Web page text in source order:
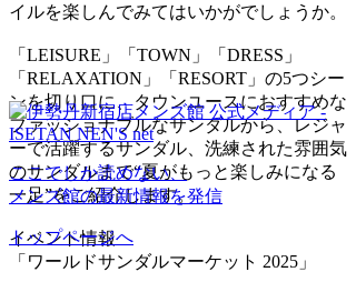
イルを楽しんでみてはいかがでしょうか。
「LEISURE」「TOWN」「DRESS」
「RELAXATION」「RESORT」の5つシー
ンを切り口に、タウンユースにおすすめな
ファッショナブルなサンダルから、レジャ
ーで活躍するサンダル、洗練された雰囲気
のサンダルまで“夏がもっと楽しみになる
一足”をご紹介します。
イベント情報
「ワールドサンダルマーケット 2025」
ここでしか読めない、
メンズ館の最新情報を発信
トップページへ